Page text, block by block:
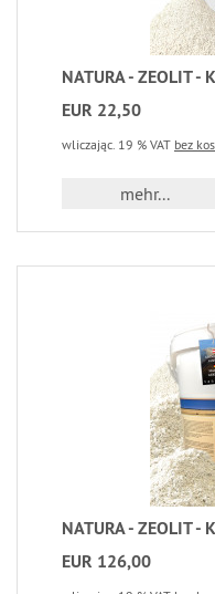
NATURA - ZEOLIT
EUR 22,50
wliczając. 19 % VAT bez
mehr...
NATURA - ZEOLIT
EUR 126,00